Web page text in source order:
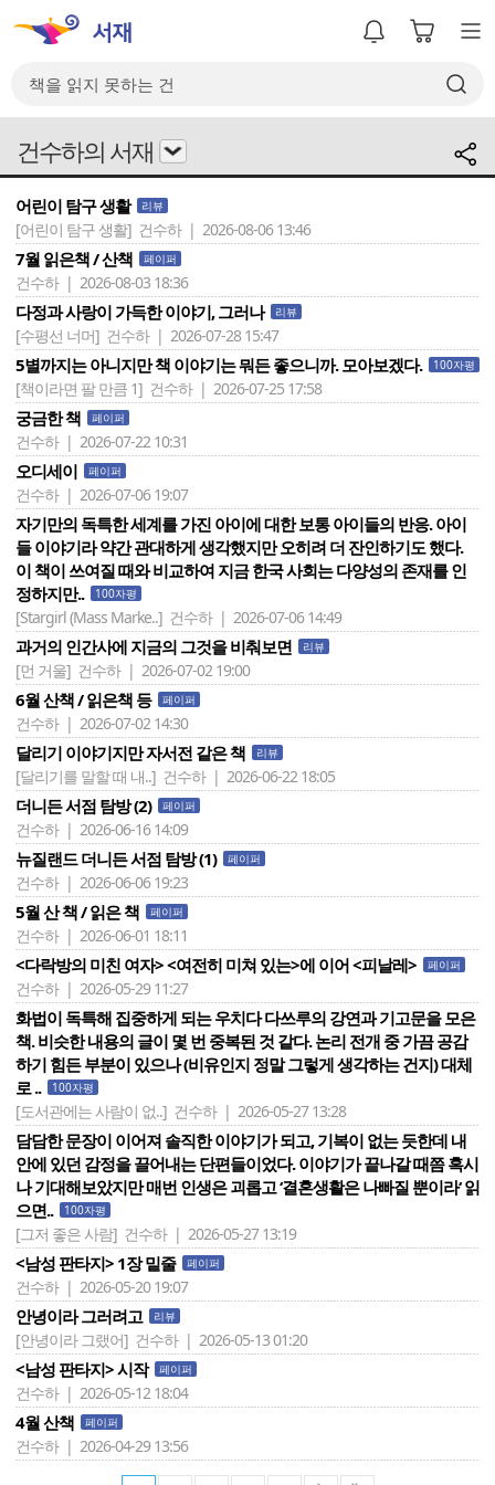
건수하의 서재
어린이 탐구 생활 리뷰
[어린이 탐구 생활] 건수하 | 2026-08-06 13:46
7월 읽은책 / 산책 페이퍼
건수하 | 2026-08-03 18:36
다정과 사랑이 가득한 이야기, 그러나 리뷰
[수평선 너머] 건수하 | 2026-07-28 15:47
5별까지는 아니지만 책 이야기는 뭐든 좋으니까. 모아보겠다. 100자평
[책이라면 팔 만큼 1] 건수하 | 2026-07-25 17:58
궁금한 책 페이퍼
건수하 | 2026-07-22 10:31
오디세이 페이퍼
건수하 | 2026-07-06 19:07
자기만의 독특한 세계를 가진 아이에 대한 보통 아이들의 반응. 아이
들 이야기라 약간 관대하게 생각했지만 오히려 더 잔인하기도 했다.
이 책이 쓰여질 때와 비교하여 지금 한국 사회는 다양성의 존재를 인
정하지만..
100자평
[Stargirl (Mass Marke..] 건수하 | 2026-07-06 14:49
과거의 인간사에 지금의 그것을 비춰보면 리뷰
[먼 거울] 건수하 | 2026-07-02 19:00
6월 산책 / 읽은책 등 페이퍼
건수하 | 2026-07-02 14:30
달리기 이야기지만 자서전 같은 책 리뷰
[달리기를 말할 때 내..] 건수하 | 2026-06-22 18:05
더니든 서점 탐방 (2) 페이퍼
건수하 | 2026-06-16 14:09
뉴질랜드 더니든 서점 탐방 (1) 페이퍼
건수하 | 2026-06-06 19:23
5월 산 책 / 읽은 책 페이퍼
건수하 | 2026-06-01 18:11
<다락방의 미친 여자> <여전히 미쳐 있는>에 이어 <피날레> 페이퍼
건수하 | 2026-05-29 11:27
화법이 독특해 집중하게 되는 우치다 다쓰루의 강연과 기고문을 모은
책. 비슷한 내용의 글이 몇 번 중복된 것 같다. 논리 전개 중 가끔 공감
하기 힘든 부분이 있으나 (비유인지 정말 그렇게 생각하는 건지) 대체
로 ..
100자평
[도서관에는 사람이 없..] 건수하 | 2026-05-27 13:28
담담한 문장이 이어져 솔직한 이야기가 되고, 기복이 없는 듯한데 내
안에 있던 감정을 끌어내는 단편들이었다. 이야기가 끝나갈 때쯤 혹시
나 기대해보았지만 매번 인생은 괴롭고 ‘결혼생활은 나빠질 뿐이라‘ 읽
으면..
100자평
[그저 좋은 사람] 건수하 | 2026-05-27 13:19
<남성 판타지> 1장 밑줄 페이퍼
건수하 | 2026-05-20 19:07
안녕이라 그러려고 리뷰
[안녕이라 그랬어] 건수하 | 2026-05-13 01:20
<남성 판타지> 시작 페이퍼
건수하 | 2026-05-12 18:04
4월 산책 페이퍼
건수하 | 2026-04-29 13:56